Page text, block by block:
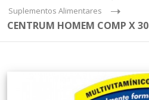
Suplementos Alimentares
CENTRUM HOMEM COMP X 30